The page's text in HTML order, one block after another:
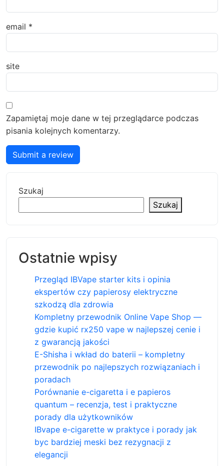
email *
site
Zapamiętaj moje dane w tej przeglądarce podczas
pisania kolejnych komentarzy.
Submit a review
Szukaj
Szukaj
Ostatnie wpisy
Przegląd IBVape starter kits i opinia
ekspertów czy papierosy elektryczne
szkodzą dla zdrowia
Kompletny przewodnik Online Vape Shop —
gdzie kupić rx250 vape w najlepszej cenie i
z gwarancją jakości
E-Shisha i wkład do baterii – kompletny
przewodnik po najlepszych rozwiązaniach i
poradach
Porównanie e-cigaretta i e papieros
quantum – recenzja, test i praktyczne
porady dla użytkowników
IBvape e-cigarette w praktyce i porady jak
byc bardziej meski bez rezygnacji z
elegancji